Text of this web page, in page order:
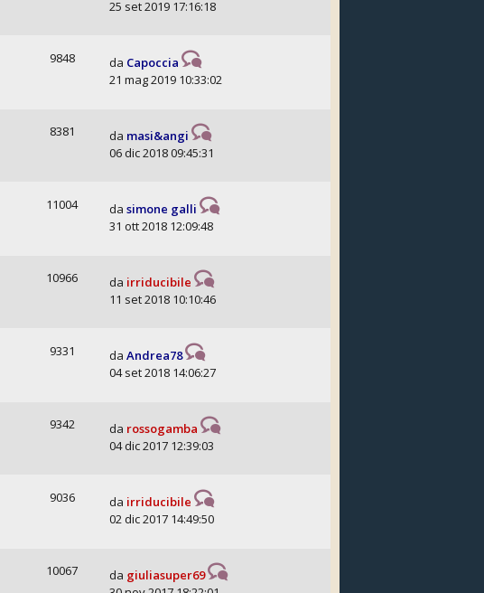
25 set 2019 17:16:18
9848 da Capoccia
21 mag 2019 10:33:02
8381 da masi&angi
06 dic 2018 09:45:31
11004 da simone galli
31 ott 2018 12:09:48
10966 da irriducibile
11 set 2018 10:10:46
9331 da Andrea78
04 set 2018 14:06:27
9342 da rossogamba
04 dic 2017 12:39:03
9036 da irriducibile
02 dic 2017 14:49:50
10067 da giuliasuper69